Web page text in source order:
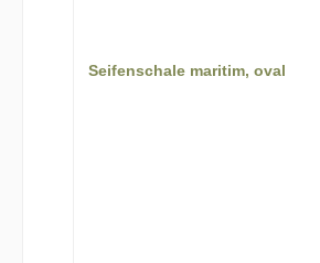
Seifenschale maritim, oval